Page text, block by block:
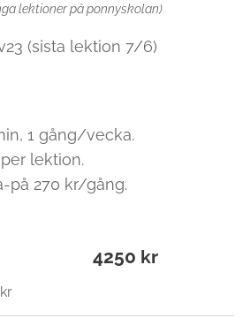
lektioner på ponnyskolan)
(sista lektion 7/6)
1 gång/vecka.
lektion.
på 270 kr/gång.
4250 kr